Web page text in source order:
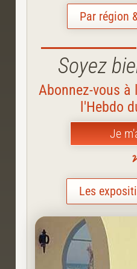
Par région
Soyez
Abonnez-vous
l'Hebdo
Je
Les